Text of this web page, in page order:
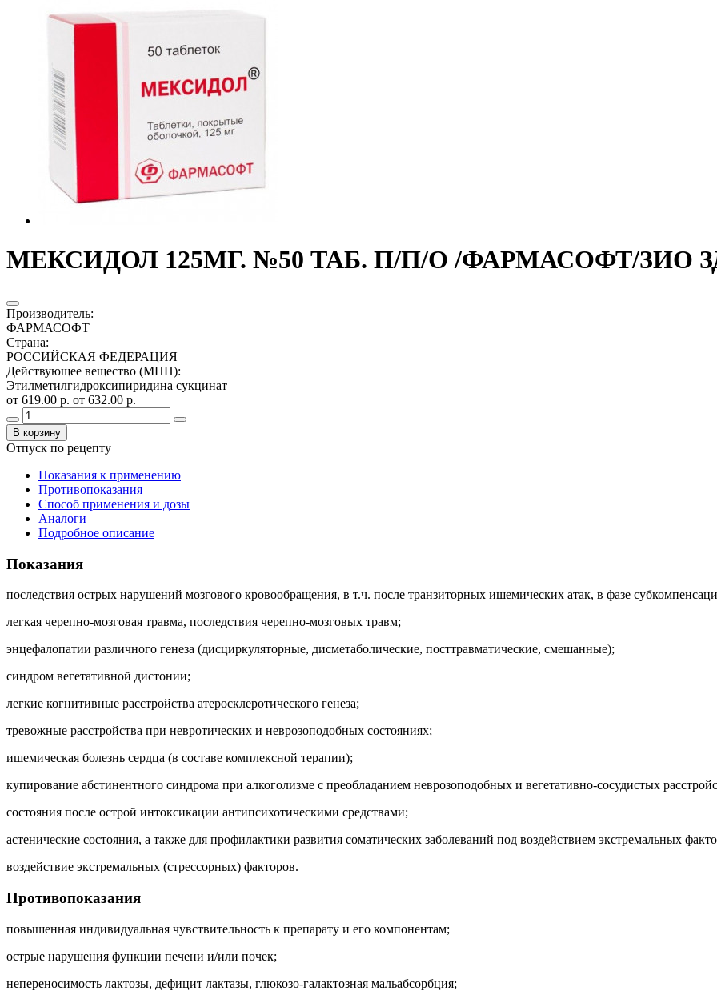
МЕКСИДОЛ 125МГ. №50 ТАБ. П/П/О /ФАРМАСОФТ/ЗИО
Производитель:
ФАРМАСОФТ
Страна:
РОССИЙСКАЯ ФЕДЕРАЦИЯ
Действующее вещество (МНН):
Этилметилгидроксипиридина сукцинат
от 619.00 р. от 632.00 р.
В корзину
Отпуск по рецепту
Показания к применению
Противопоказания
Способ применения и дозы
Аналоги
Подробное описание
Показания
последствия острых нарушений мозгового кровообращения, в т.ч. после транзиторных ишемических атак, в фазе
легкая черепно-мозговая травма, последствия черепно-мозговых травм;
энцефалопатии различного генеза (дисциркуляторные, дисметаболические, посттравматические, смешанные);
синдром вегетативной дистонии;
легкие когнитивные расстройства атеросклеротического генеза;
тревожные расстройства при невротических и неврозоподобных состояниях;
ишемическая болезнь сердца (в составе комплексной терапии);
купирование абстинентного синдрома при алкоголизме с преобладанием неврозоподобных и вегетативно-сосудистых
состояния после острой интоксикации антипсихотическими средствами;
астенические состояния, а также для профилактики развития соматических заболеваний под воздействием экстремальных
воздействие экстремальных (стрессорных) факторов.
Противопоказания
повышенная индивидуальная чувствительность к препарату и его компонентам;
острые нарушения функции печени и/или почек;
непереносимость лактозы, дефицит лактазы, глюкозо-галактозная мальабсорбция;